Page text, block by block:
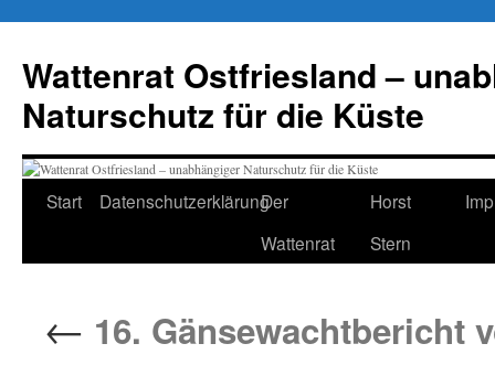
springen
Wattenrat Ostfriesland –
Naturschutz für die Küste
Start DatenschutzerklärungDer
Wattenrat
Horst
Stern
← 16. Gänsewachtbericht